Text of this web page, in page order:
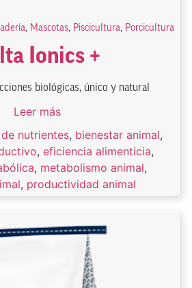
, Mascotas, Piscicultura, Porcicultura
Ionics +
biológicas, único y natural
Leer más
nutrientes, bienestar animal,
, eficiencia alimenticia,
, metabolismo animal,
, productividad animal